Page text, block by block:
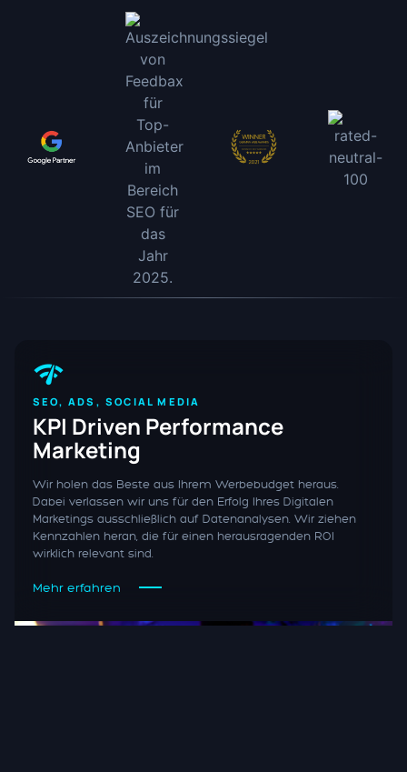
SEO, ADS, SOCIAL MEDIA
KPI Driven Performance
Marketing
Wir holen das Beste aus Ihrem Werbebudget heraus.
Dabei verlassen wir uns für den Erfolg Ihres Digitalen
Marketings ausschließlich auf Datenanalysen. Wir ziehen
Kennzahlen heran, die für einen herausragenden ROI
wirklich relevant sind.
Mehr erfahren